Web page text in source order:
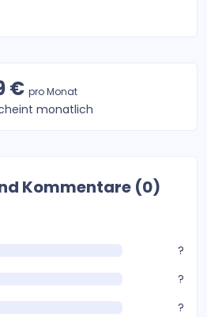
€ pro Monat
monatlich
Kommentare (0)
?
?
?